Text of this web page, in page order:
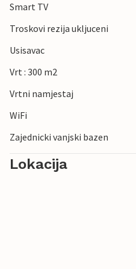
Smart TV
Troskovi rezija ukljuceni
Usisavac
Vrt : 300 m2
Vrtni namjestaj
WiFi
Zajednicki vanjski bazen
Lokacija